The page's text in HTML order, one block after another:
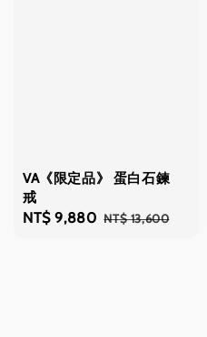
VA《限定品》 蛋白石鍊
戒
Sale
NT$ 9,880 Regular
NT$ 13,600